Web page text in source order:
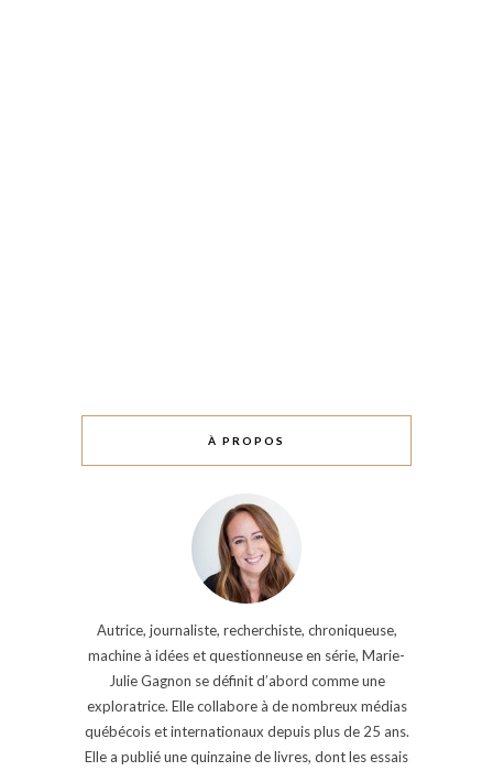
À PROPOS
Autrice, journaliste, recherchiste, chroniqueuse,
machine à idées et questionneuse en série, Marie-
Julie Gagnon se définit d’abord comme une
exploratrice. Elle collabore à de nombreux médias
québécois et internationaux depuis plus de 25 ans.
Elle a publié une quinzaine de livres, dont les essais